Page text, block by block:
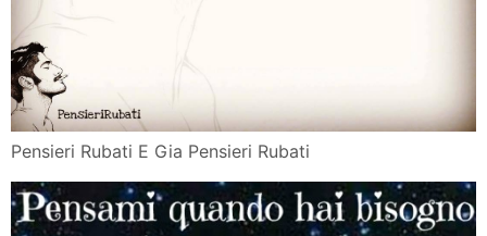
Pensieri Rubati E Gia Pensieri Rubati